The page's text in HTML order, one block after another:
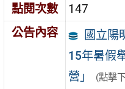
點閱次數
147
公告內容
國立陽
15年暑假
營」
(點擊